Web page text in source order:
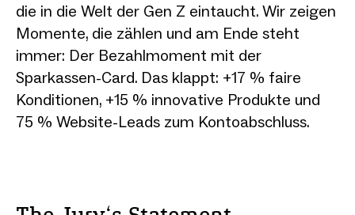
die in die Welt der Gen Z eintaucht. Wir zeigen
Momente, die zählen und am Ende steht
immer: Der Bezahlmoment mit der
Sparkassen-Card. Das klappt: +17 % faire
Konditionen, +15 % innovative Produkte und
75 % Website-Leads zum Kontoabschluss.